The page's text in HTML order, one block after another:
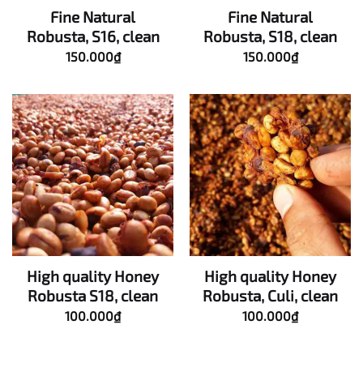
Fine Natural
Robusta, S16, clean
150.000₫
Fine Natural
Robusta, S18, clean
150.000₫
High quality Honey
Robusta S18, clean
100.000₫
High quality Honey
Robusta, Culi, clean
100.000₫